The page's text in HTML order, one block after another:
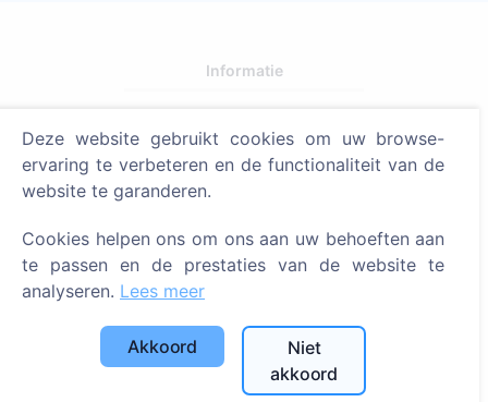
Informatie
Veelgestelde vragen
Privacybeleid
Betalingsbeleid
Cookie-instellingen
Zoeken
Deze website gebruikt cookies om uw browse-
ervaring te verbeteren en de functionaliteit van de
website te garanderen.
Cookies helpen ons om ons aan uw behoeften aan
te passen en de prestaties van de website te
analyseren. Lees meer
Akkoord
Niet
akkoord